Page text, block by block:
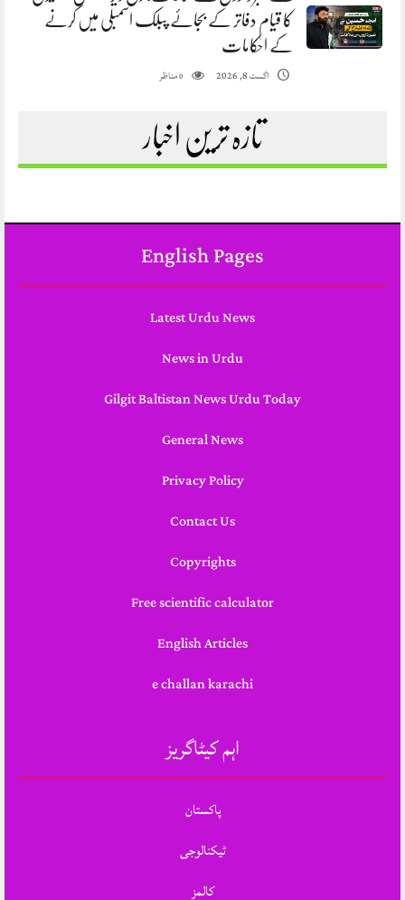
کا قیام دفاتر کے بجائے پبلک اسمبلی میں کرنے
کے احکامات
اگست 8, 2026 0مناظر
تازہ ترین اخبار
English Pages
Latest Urdu News
News in Urdu
Gilgit Baltistan News Urdu Today
General News
Privacy Policy
Contact Us
Copyrights
Free scientific calculator
English Articles
e challan karachi
اہم کیٹاگریز
پاکستان
ٹیکنالوجی
کالمز